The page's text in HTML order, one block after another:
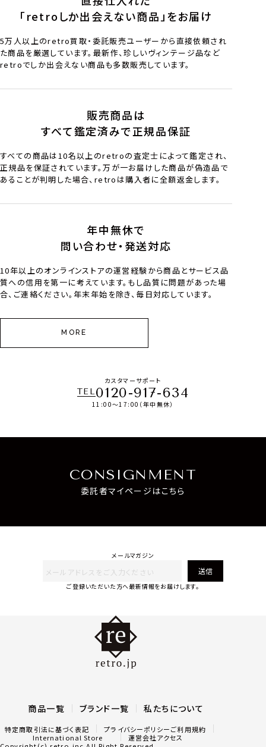
「retroしか出会えない商品」をお届け
5万人以上のretro買取・委託販売ユーザーから直接依頼され
た商品を厳選しています。最新作、珍しいヴィンテージ品など
retroでしか出会えない商品も多数販売しています。
販売商品は
すべて鑑定済みで正規品保証
すべての商品は10名以上のretroの査定士によって鑑定され、
正規品を保証されています。万が一お届けした商品が偽造品で
あることが判明した場合、retroは購入者に全額返金します。
年中無休で
問い合わせ・発送対応
10年以上のオンラインストアの運営経験から商品とサービス品
質への信用を第一に考えています。もし品質に問題があった場
合、ご連絡ください。年末年始を除き、毎日対応しています。
MORE
カスタマーサポート
TEL0120-917-634
11:00～17:00（年中無休）
CONSIGNMENT
委託者マイページはこちら
メールマガジン
送信
ご登録いただいた方へ最新情報をお届けします。
商品一覧 ブランド一覧 私たちについて
特定商取引法に基づく表記 プライバシーポリシーご利用規約
International Store
運営会社アクセス